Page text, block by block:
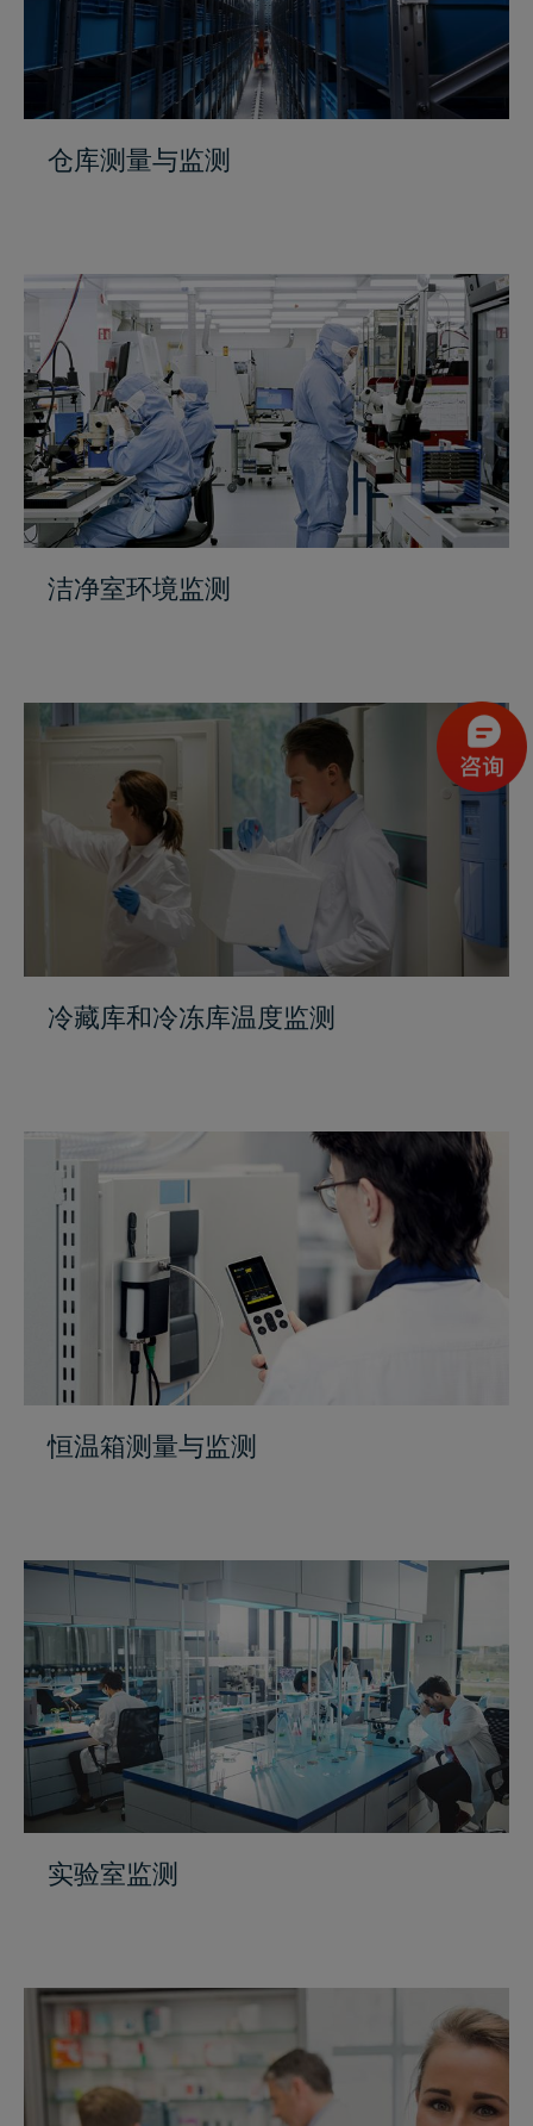
仓库测量与监测
洁净室环境监测
冷藏库和冷冻库温度监测
恒温箱测量与监测
实验室监测